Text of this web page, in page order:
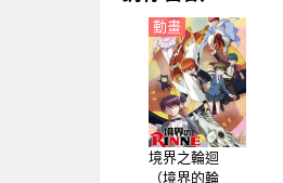
境界之輪迴
（境界的輪
動畫